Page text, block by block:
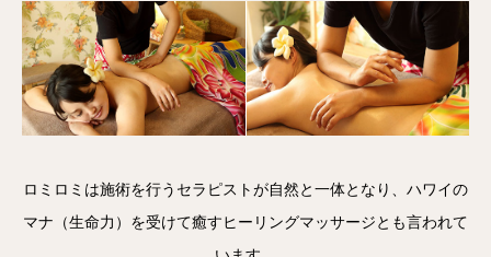
ロミロミは施術を行うセラピストが自然と一体となり、ハワイの
マナ（生命力）を受けて癒すヒーリングマッサージとも言われて